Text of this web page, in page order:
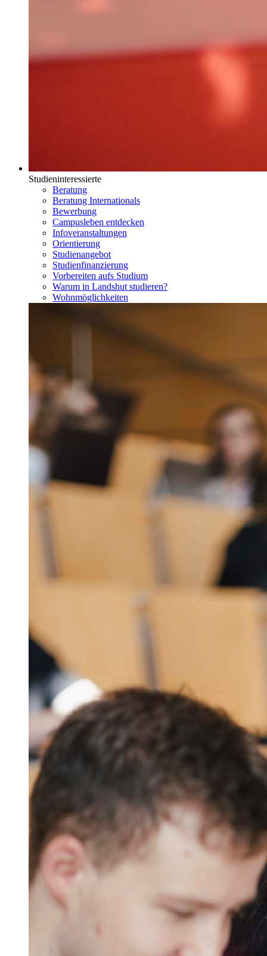
Studieninteressierte
Beratung
Beratung Internationals
Bewerbung
Campusleben entdecken
Infoveranstaltungen
Orientierung
Studienangebot
Studienfinanzierung
Vorbereiten aufs Studium
Warum in Landshut studieren?
Wohnmöglichkeiten